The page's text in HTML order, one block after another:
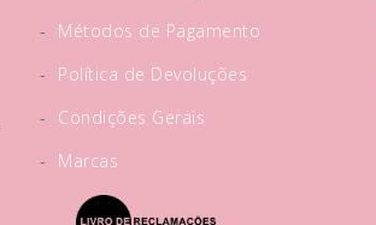
-
Métodos de Pagamento
-
Política de Devoluções
-
Condições Gerais
-
Marcas